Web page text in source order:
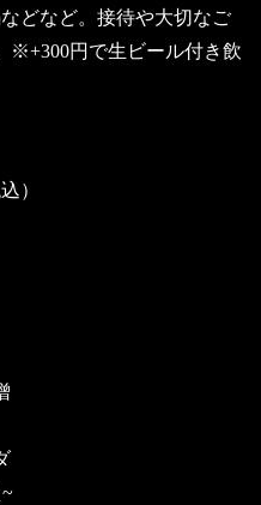
どなど。接待や大切なご
※+300円で生ビール付き飲
）